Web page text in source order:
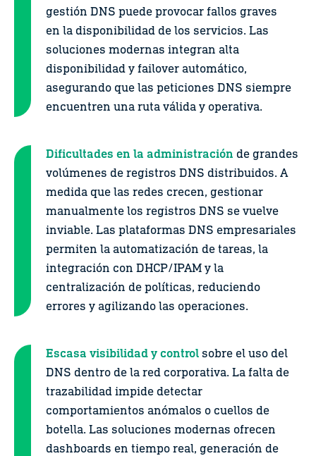
gestión DNS puede provocar fallos graves
en la disponibilidad de los servicios. Las
soluciones modernas integran alta
disponibilidad y failover automático,
asegurando que las peticiones DNS siempre
encuentren una ruta válida y operativa.
Dificultades en la administración de grandes
volúmenes de registros DNS distribuidos. A
medida que las redes crecen, gestionar
manualmente los registros DNS se vuelve
inviable. Las plataformas DNS empresariales
permiten la automatización de tareas, la
integración con DHCP/IPAM y la
centralización de políticas, reduciendo
errores y agilizando las operaciones.
Escasa visibilidad y control sobre el uso del
DNS dentro de la red corporativa. La falta de
trazabilidad impide detectar
comportamientos anómalos o cuellos de
botella. Las soluciones modernas ofrecen
dashboards en tiempo real, generación de